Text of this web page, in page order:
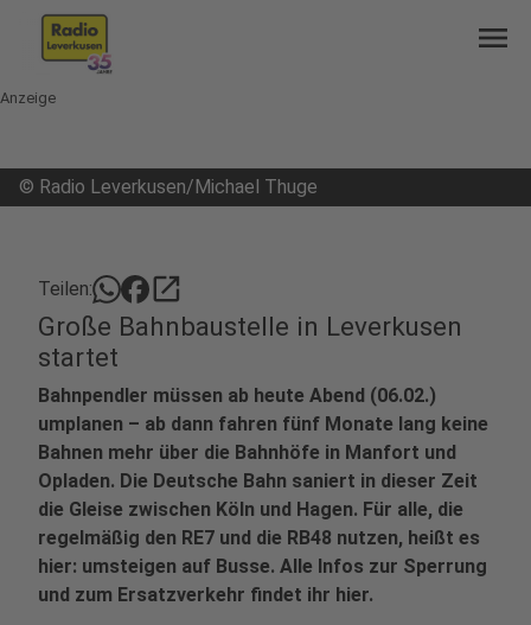
menu
Anzeige
© Radio Leverkusen/Michael Thuge
Teilen: open_in_new
Große Bahnbaustelle in Leverkusen
startet
Bahnpendler müssen ab heute Abend (06.02.)
umplanen – ab dann fahren fünf Monate lang keine
Bahnen mehr über die Bahnhöfe in Manfort und
Opladen. Die Deutsche Bahn saniert in dieser Zeit
die Gleise zwischen Köln und Hagen. Für alle, die
regelmäßig den RE7 und die RB48 nutzen, heißt es
hier: umsteigen auf Busse. Alle Infos zur Sperrung
und zum Ersatzverkehr findet ihr hier.